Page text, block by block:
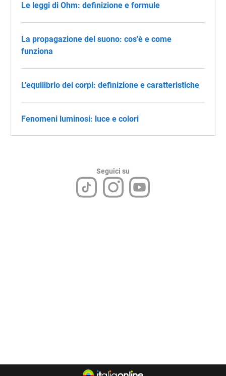
Le leggi di Ohm: definizione e formule
La propagazione del suono: cos'è e come
funziona
L'equilibrio dei corpi: definizione e caratteristiche
Fenomeni luminosi: luce e colori
Seguici su